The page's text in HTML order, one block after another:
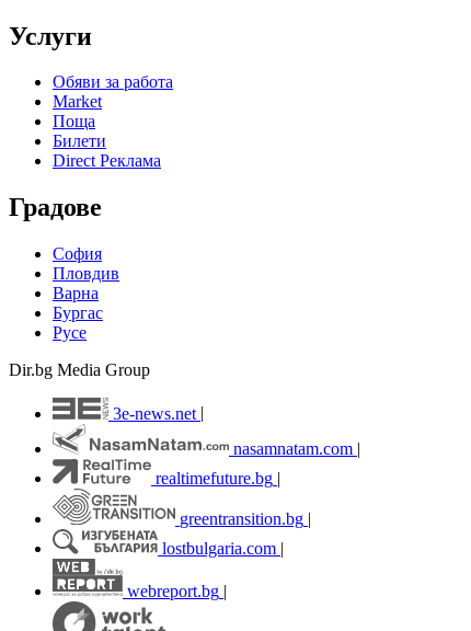
Услуги
Обяви за работа
Market
Поща
Билети
Direct Реклама
Градове
София
Пловдив
Варна
Бургас
Русе
Dir.bg Media Group
3e-news.net
nasamnatam.com |
realtimefuture.bg |
greentransition.bg |
lostbulgaria.com |
webreport.bg |